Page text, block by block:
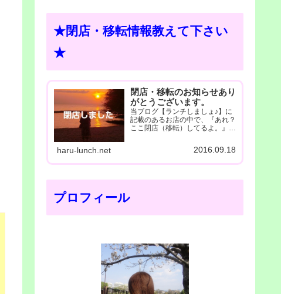
★閉店・移転情報教えて下さい
★
閉店・移転のお知らせあり
がとうございます。
当ブログ【ランチしましょ♪】に
記載のあるお店の中で、『あれ？
ここ閉店（移転）してるよ。』
haru-lunch.net 2016.09.18
プロフィール